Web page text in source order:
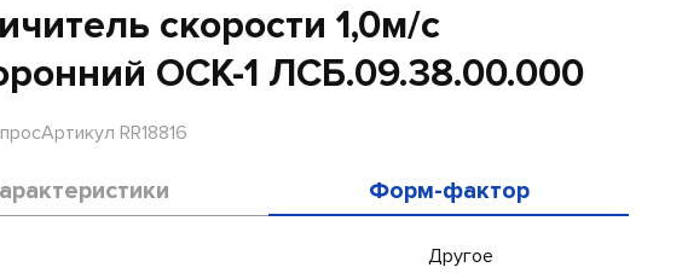
скорости 1,0м/с
ОСК-1 ЛСБ.09.38.00.000
Артикул RR18816
Форм-фактор
Другое